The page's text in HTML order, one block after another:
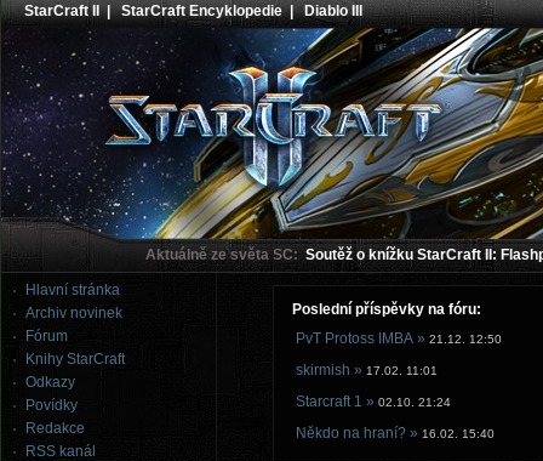
StarCraft II |StarCraft Encyklopedie|Diablo III
Aktuálně ze světa SC: Soutěž o knížku StarCraft II:
Hlavní stránka
Archiv novinek
Fórum
Knihy StarCraft
Odkazy
Povídky
Redakce
RSS kanál
Poslední příspěvky na fóru:
PvT Protoss IMBA » 21.12. 12:50
skirmish » 17.02. 11:01
Starcraft 1 » 02.10. 21:24
Někdo na hraní? » 16.02. 15:40